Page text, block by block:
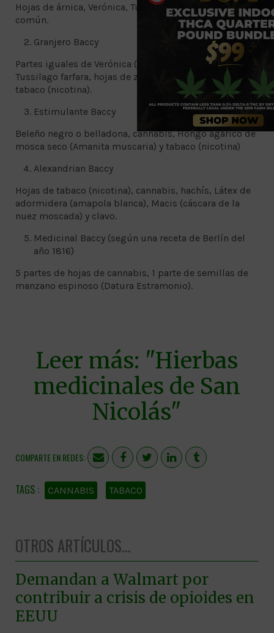
Hojas de árnica, Verónica, Tussilago farfara, acedera
común.
Granjero Baccy
Partes iguales de Verónica (Verónica oficinalis),
Tussilago farfara, hojas de zarzamora, mariguana y
tabaco (nicotina).
Estimulante Baccy
Beleño negro o belladona, cannabis, Hongo agárico de
mosca seco (Amanita muscaria) y tabaco (nicotina)
Alexandrian Baccy
Hojas de tabaco (nicotina), cannabis, hachís, Látex de
adormidera (amapola blanca), Macis (cáscara de la
nuez moscada) y clavo.
Medicinal Baccy (según una receta de Berlín del
año 1816)
5 partes de hojas de cannabis, 1 parte de semillas de
manzano espinoso (Datura Estramonio).
Leer más: "Hierbas
medicinales de San
Nicolás"
COMPARTE EN REDES:
CANNABIS TABACO
OTROS ARTÍCULOS...
Demandan a Walmart por
contribuir a crisis de opioides en
EEUU